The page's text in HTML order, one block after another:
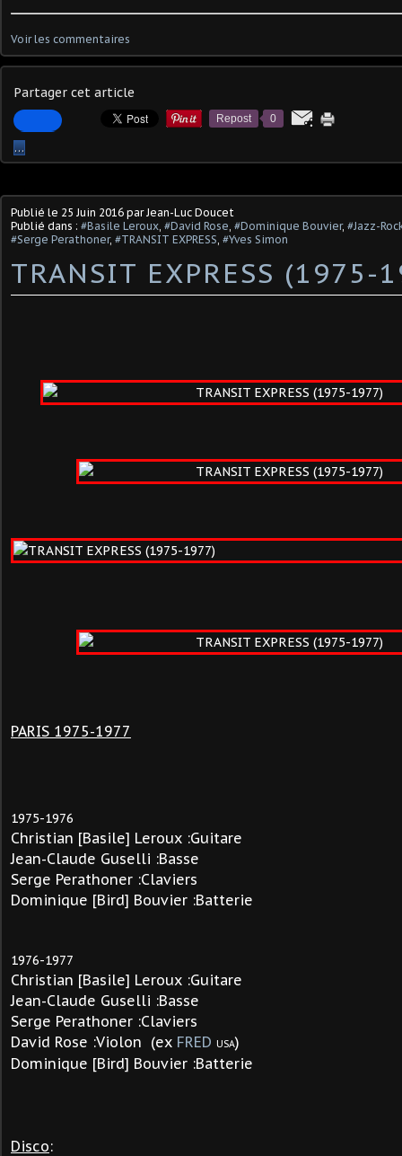
Voir les commentaires
Partager cet article
Repost 0
…
Publié le 25 Juin 2016 par Jean-Luc Doucet
Publié dans : #Basile Leroux, #David Rose, #Dominique Bouvier, #Jazz-
#Serge Perathoner, #TRANSIT EXPRESS, #Yves Simon
TRANSIT EXPRESS (1975-
PARIS 1975-1977
1975-1976
Christian [Basile] Leroux :Guitare
Jean-Claude Guselli :Basse
Serge Perathoner :Claviers
Dominique [Bird] Bouvier :Batterie
1976-1977
Christian [Basile] Leroux :Guitare
Jean-Claude Guselli :Basse
Serge Perathoner :Claviers
David Rose :Violon (ex FRED USA)
Dominique [Bird] Bouvier :Batterie
Disco: